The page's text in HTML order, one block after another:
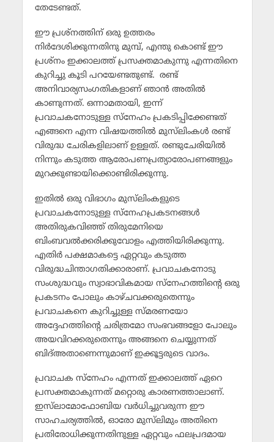
തേടേണ്ടത്.
ഈ പ്രശ്‌നത്തിന് ഒരു ഉത്തരം
നിര്‍ദേശിക്കുന്നതിനു മുമ്പ്, എന്തു കൊണ്ട് ഈ
പ്രശ്‌നം ഇക്കാലത്ത് പ്രസക്തമാകുന്നു എന്നതിനെ
കുറിച്ചു കൂടി പറയേണ്ടതുണ്ട്. രണ്ട്
അനിവാര്യസംഗതികളാണ് ഞാന്‍ അതില്‍
കാണുന്നത്. ഒന്നാമതായി, ഇന്ന്
പ്രവാചകനോടുള്ള സ്‌നേഹം പ്രകടിപ്പിക്കേണ്ടത്
എങ്ങനെ എന്ന വിഷയത്തില്‍ മുസ്‌ലിംകള്‍ രണ്ട്
വിരുദ്ധ ചേരികളിലാണ് ഉള്ളത്. രണ്ടുചേരിയില്‍
നിന്നും കടുത്ത ആരോപണപ്രത്യാരോപണങ്ങളും
മുറക്കുണ്ടായിക്കൊണ്ടിരിക്കുന്നു.
ഇതില്‍ ഒരു വിഭാഗം മുസ്‌ലിംകളുടെ
പ്രവാചകനോടുള്ള സ്‌നേഹപ്രകടനങ്ങള്‍
അതിരുകവിഞ്ഞ് തിരുമേനിയെ
ബിംബവല്‍ക്കരിക്കുവോളം എത്തിയിരിക്കുന്നു.
എതിര്‍ പക്ഷമാകട്ടെ ഏറ്റവും കടുത്ത
വിരുദ്ധചിന്താഗതിക്കാരാണ്. പ്രവാചകനോടു
സംശുദ്ധവും സ്വാഭാവികമായ സ്‌നേഹത്തിന്റെ ഒരു
പ്രകടനം പോലും കാഴ്ചവക്കരുതെന്നും
പ്രവാചകനെ കുറിച്ചുള്ള സ്മരണയോ
അദ്ദേഹത്തിന്റെ ചരിത്രമോ സംഭവങ്ങളോ പോലും
അയവിറക്കരുതെന്നും അങ്ങനെ ചെയ്യുന്നത്
ബിദ്അതാണെന്നുമാണ് ഇക്കൂട്ടരുടെ വാദം.
പ്രവാചക സ്‌നേഹം എന്നത് ഇക്കാലത്ത് ഏറെ
പ്രസക്തമാകുന്നത് മറ്റൊരു കാരണത്താലാണ്.
ഇസ്‌ലാമോഫോബിയ വര്‍ധിച്ചുവരുന്ന ഈ
സാഹചര്യത്തില്‍, ഓരോ മുസ്‌ലിമും അതിനെ
പ്രതിരോധിക്കുന്നതിനുള്ള ഏറ്റവും ഫലപ്രദമായ